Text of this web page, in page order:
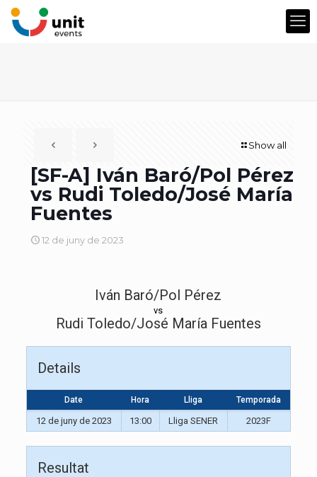
Show all
[SF-A] Iván Baró/Pol Pérez
vs Rudi Toledo/José María
Fuentes
12 de juny de 2023
Iván Baró/Pol Pérez
vs
Rudi Toledo/José María Fuentes
Details
Date Hora Lliga Temporada
12 de juny de 2023 13:00 Lliga SENER 2023F
Resultat